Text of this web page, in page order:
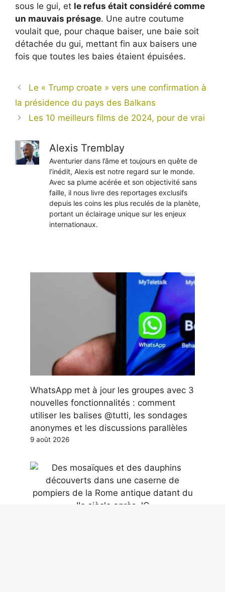
sous le gui, et le refus était considéré comme
un mauvais présage. Une autre coutume
voulait que, pour chaque baiser, une baie soit
détachée du gui, mettant fin aux baisers une
fois que toutes les baies étaient épuisées.
Le « Trump croate » vers une confirmation à
la présidence du pays des Balkans
Les 10 meilleurs films de 2024, pour de vrai
Alexis Tremblay
Aventurier dans l’âme et toujours en quête de
l’inédit, Alexis est notre regard sur le monde.
Avec sa plume acérée et son objectivité sans
faille, il nous livre des reportages exclusifs
depuis les coins les plus reculés de la planète,
portant un éclairage unique sur les enjeux
internationaux.
WhatsApp met à jour les groupes avec 3
nouvelles fonctionnalités : comment
utiliser les balises @tutti, les sondages
anonymes et les discussions parallèles
9 août 2026